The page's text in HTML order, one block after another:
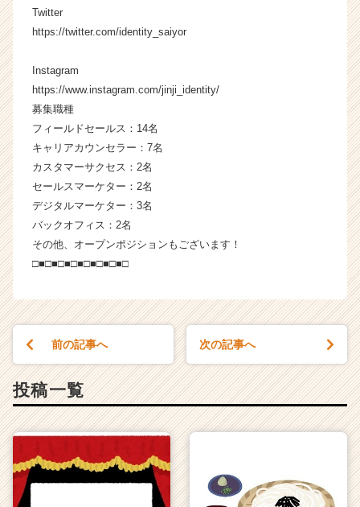
Twitter
https://twitter.com/identity_saiyor
Instagram
https://www.instagram.com/jinji_identity/
募集職種
フィールドセールス：14名
キャリアカウンセラー：7名
カスタマーサクセス：2名
セールスマーケター：2名
デジタルマーケター：3名
バックオフィス：2名
その他、オープンポジションもございます！
□■□■□■□■□■□■□■□
前の記事へ 次の記事へ
投稿一覧